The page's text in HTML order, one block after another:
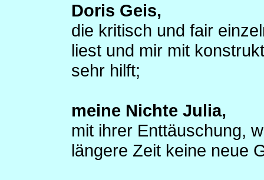
Doris Geis,
die kritisch und fair
liest und mir mit
sehr hilft;
meine Nichte Julia,
mit ihrer Enttäuschung,
längere Zeit keine neue